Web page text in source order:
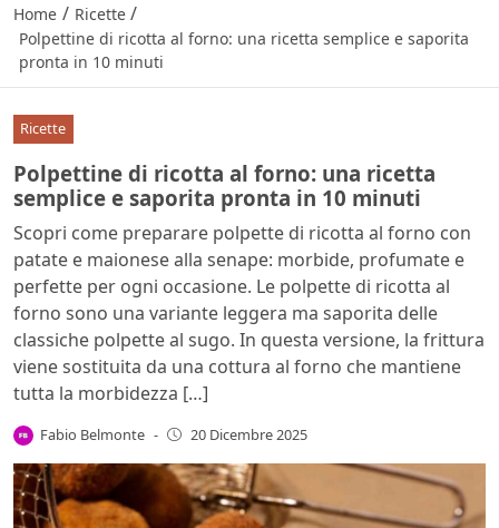
Home / Ricette /
Polpettine di ricotta al forno: una ricetta semplice e saporita
pronta in 10 minuti
Ricette
Polpettine di ricotta al forno: una ricetta
semplice e saporita pronta in 10 minuti
Scopri come preparare polpette di ricotta al forno con
patate e maionese alla senape: morbide, profumate e
perfette per ogni occasione. Le polpette di ricotta al
forno sono una variante leggera ma saporita delle
classiche polpette al sugo. In questa versione, la frittura
viene sostituita da una cottura al forno che mantiene
tutta la morbidezza […]
Fabio Belmonte - 20 Dicembre 2025